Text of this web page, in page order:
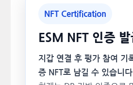
NFT Certification
ESM NFT 인증 발
지갑 연결 후 평가 참여 기
증 NFT로 남길 수 있습니